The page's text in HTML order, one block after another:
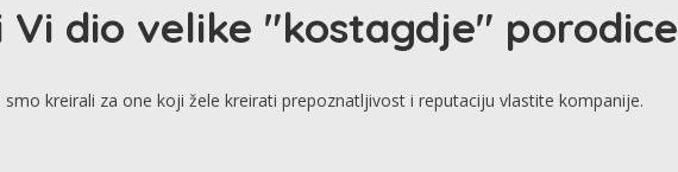
Vi dio velike "kostagdje" porodice
kreirali za one koji žele kreirati prepoznatljivost i reputaciju vlastite kompanije.